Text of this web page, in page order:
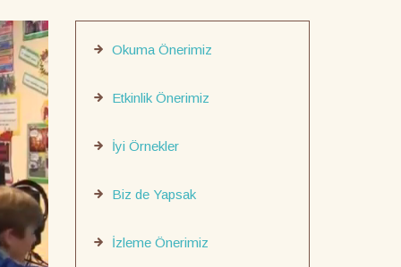
Okuma Önerimiz
Etkinlik Önerimiz
İyi Örnekler
Biz de Yapsak
İzleme Önerimiz